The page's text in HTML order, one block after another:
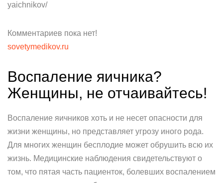
yaichnikov/
Комментариев пока нет!
sovetymedikov.ru
Воспаление яичника?
Женщины, не отчаивайтесь!
Воспаление яичников хоть и не несет опасности для
жизни женщины, но представляет угрозу иного рода.
Для многих женщин бесплодие может обрушить всю их
жизнь. Медицинские наблюдения свидетельствуют о
том, что пятая часть пациенток, болевших воспалением